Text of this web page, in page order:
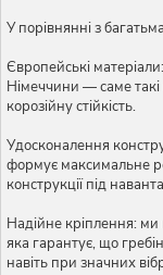
У порівнянні з
Європейські
Німеччини — саме такі
корозійну стійкість.
Удосконалення
формує максимальне
конструкції під
Надійне кріплення: ми
яка гарантує, що
навіть при значних